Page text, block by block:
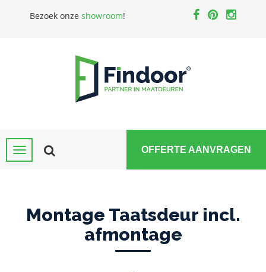
Bezoek onze showroom!
OFFERTE AANVRAGEN
Montage Taatsdeur incl.
afmontage